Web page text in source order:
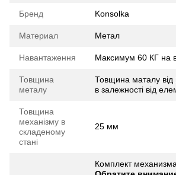
Бренд Konsolka
Материал Метал
Навантаження Максимум 60 КГ на
Товщина
металу
Товщина маталу
в залежності від
Товщина
механізму в
складеному
стані
25 мм
Комплект